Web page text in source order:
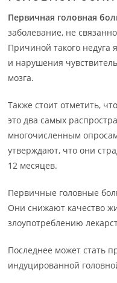
Первичная головная
заболевание, не
Причиной такого недуга
и нарушения
мозга.
Также стоит отметить,
это два самых
многочисленным
утверждают, что они
12 месяцев.
Первичные головные
Они снижают качество
злоупотреблению
Последнее может стать
индуцированной